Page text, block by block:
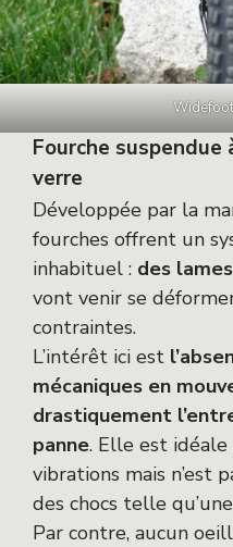
Fourche
verre
Développée par la
fourches offrent un
inhabituel : des
vont venir se
contraintes.
L’intérêt ici est
mécaniques en
drastiquement
panne. Elle est
vibrations mais n’est
des chocs telle
Par contre, aucun